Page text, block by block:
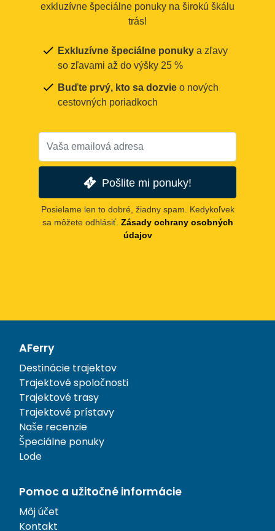
exkluzívne špeciálne ponuky na širokú škálu
trás!
Exkluzívne špeciálne ponuky a zľavy
so zľavami až do výšky 25 %
Buďte prvý, kto sa dozvie o nových
cestovných poriadkoch
Pošlite mi ponuky!
Posielame len to dobré, žiadny spam. Kedykoľvek
sa môžete odhlásiť. Zásady ochrany osobných
údajov
AFerry
Destinácie trajektov
Trajektové spoločnosti
Trajektové trasy
Trajektové prístavy
Naše recenzie
Špeciálne ponuky
Lode
Pomoc a užitočné informácie
Môj účet
Kontakt